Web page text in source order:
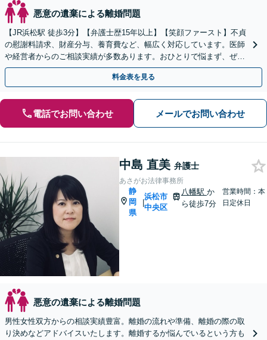
悪意の遺棄による離婚問題
【JR浜松駅 徒歩3分】【弁護士歴15年以上】【笑顔ファースト】不貞
の慰謝料請求、財産分与、養育費など、幅広く対応しています。医師
や経営者からのご相談実績が多数あります。おひとりで悩まず、ぜひ
弁護士にご相談ください。【初回面談無料】
料金表を見る
電話でお問い合わせ メールでお問い合わせ
中島 直美 弁護士
あさがお法律事務所
静
岡
県
|
浜松市
中央区
八幡駅 か
ら徒歩7分
営業時間：本
日定休日
悪意の遺棄による離婚問題
男性女性双方からの相談実績豊富。離婚の流れや準備、離婚の際の取
り決めなどアドバイスいたします。離婚するか悩んでいるという方も